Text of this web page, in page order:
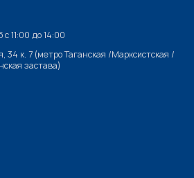
11:00 до 14:00
34 к. 7 (метро Таганская /Марксистская /
застава)